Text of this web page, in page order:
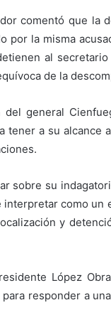
comentó que la
por la misma
al
de la
general
tener a su alcance
sobre su
interpretar como un
y
López
responder a